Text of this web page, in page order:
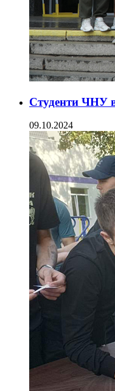
Студенти ЧНУ
09.10.2024